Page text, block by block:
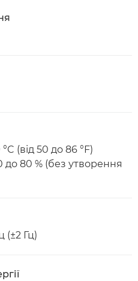
(від 50 до 86 °F)
до 80 % (без утворення
(±2 Гц)